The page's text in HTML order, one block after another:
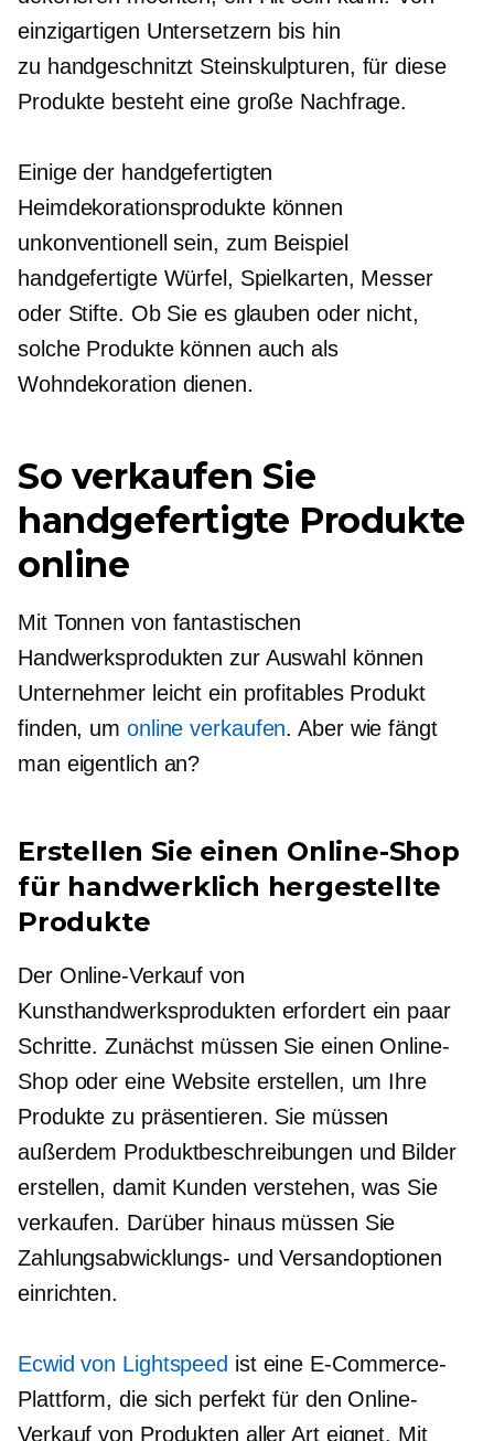
einzigartigen Untersetzern bis hin
zu handgeschnitzt Steinskulpturen, für diese
Produkte besteht eine große Nachfrage.
Einige der handgefertigten
Heimdekorationsprodukte können
unkonventionell sein, zum Beispiel
handgefertigte Würfel, Spielkarten, Messer
oder Stifte. Ob Sie es glauben oder nicht,
solche Produkte können auch als
Wohndekoration dienen.
So verkaufen Sie
handgefertigte Produkte
online
Mit Tonnen von fantastischen
Handwerksprodukten zur Auswahl können
Unternehmer leicht ein profitables Produkt
finden, um online verkaufen. Aber wie fängt
man eigentlich an?
Erstellen Sie einen Online-Shop
für handwerklich hergestellte
Produkte
Der Online-Verkauf von
Kunsthandwerksprodukten erfordert ein paar
Schritte. Zunächst müssen Sie einen Online-
Shop oder eine Website erstellen, um Ihre
Produkte zu präsentieren. Sie müssen
außerdem Produktbeschreibungen und Bilder
erstellen, damit Kunden verstehen, was Sie
verkaufen. Darüber hinaus müssen Sie
Zahlungsabwicklungs- und Versandoptionen
einrichten.
Ecwid von Lightspeed ist eine E-Commerce-
Plattform, die sich perfekt für den Online-
Verkauf von Produkten aller Art eignet. Mit